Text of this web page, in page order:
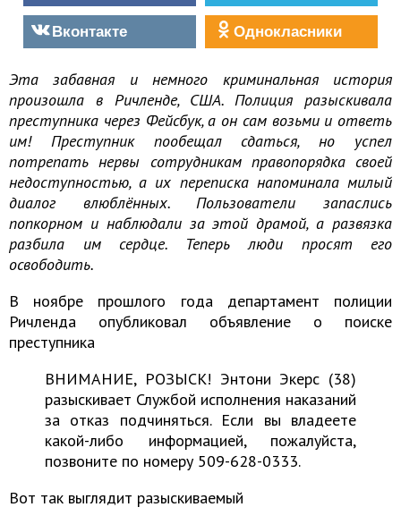
Вконтакте
Однокласники
Эта забавная и немного криминальная история
произошла в Ричленде, США. Полиция разыскивала
преступника через Фейсбук, а он сам возьми и ответь
им! Преступник пообещал сдаться, но успел
потрепать нервы сотрудникам правопорядка своей
недоступностью, а их переписка напоминала милый
диалог влюблённых. Пользователи запаслись
попкорном и наблюдали за этой драмой, а развязка
разбила им сердце. Теперь люди просят его
освободить.
В ноябре прошлого года департамент полиции
Ричленда опубликовал объявление о поиске
преступника
ВНИМАНИЕ, РОЗЫСК! Энтони Экерс (38)
разыскивает Службой исполнения наказаний
за отказ подчиняться. Если вы владеете
какой-либо информацией, пожалуйста,
позвоните по номеру 509-628-0333.
Вот так выглядит разыскиваемый